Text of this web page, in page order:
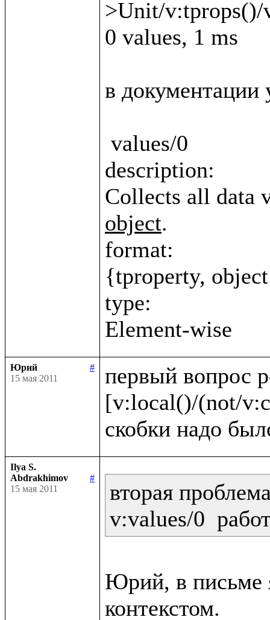
>Unit/v:tprops()/
0 values, 1 ms
в документации
description:
Collects all data
object.
format:
{tproperty,
type:
Юрий
#
15 мая 2011
первый вопрос
[v:local()/(not/
Ilya S.
Abdrakhimov
#
15 мая 2011
вторая
Юрий, в письме
контекстом.